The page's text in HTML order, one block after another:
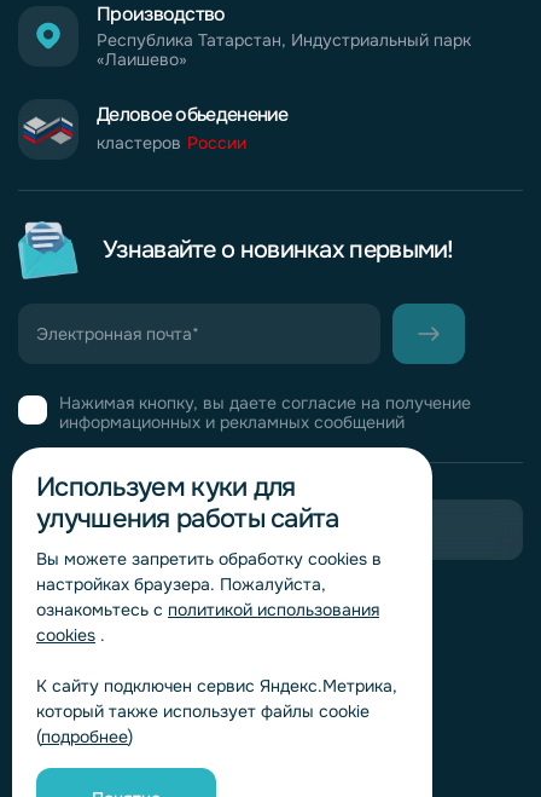
Деловое обьеденение
кластеров России
Производство
Республика Татарстан, Индустриальный парк
«Лаишево»
Узнавайте о новинках первыми!
Нажимая кнопку, вы даете согласие на получение
информационных и рекламных сообщений
Горячая линия комплаенс
Обработка персональных данных
Политика обработки файлов cookie
Согласие на обработку персональных данных
«Яндекс.Метрика»
Согласие на обработку персональных данных для
Пригласить в тендер
Используем куки для
улучшения работы сайта
Вы можете запретить обработку сookies в
настройках браузера. Пожалуйста,
ознакомьтесь с политикой использования
cookies .
К сайту подключен сервис Яндекс.Метрика,
который также использует файлы cookie
(подробнее)